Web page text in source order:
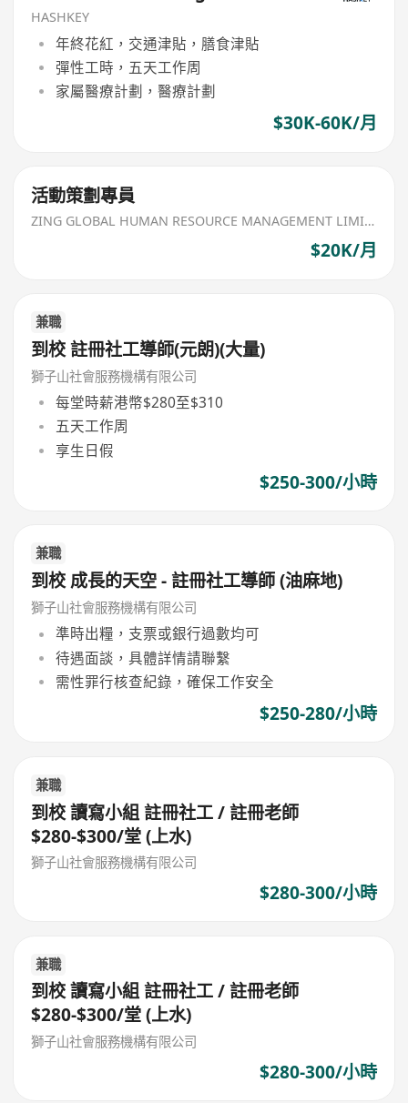
HASHKEY
年終花紅，交通津貼，膳食津貼
彈性工時，五天工作周
家屬醫療計劃，醫療計劃
$30K-60K/月
活動策劃專員
ZING GLOBAL HUMAN RESOURCE MANAGEMENT LIMITED
$20K/月
兼職
到校 註冊社工導師(元朗)(大量)
獅子山社會服務機構有限公司
每堂時薪港幣$280至$310
五天工作周
享生日假
$250-300/小時
兼職
到校 成長的天空 - 註冊社工導師 (油麻地)
獅子山社會服務機構有限公司
準時出糧，支票或銀行過數均可
待遇面談，具體詳情請聯繫
需性罪行核查紀錄，確保工作安全
$250-280/小時
兼職
到校 讀寫小組 註冊社工 / 註冊老師
$280-$300/堂 (上水)
獅子山社會服務機構有限公司
$280-300/小時
兼職
到校 讀寫小組 註冊社工 / 註冊老師
$280-$300/堂 (上水)
獅子山社會服務機構有限公司
$280-300/小時